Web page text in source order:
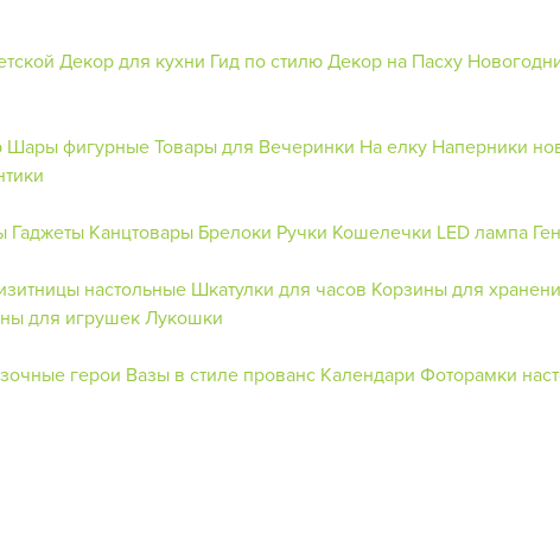
Декор для кухни Гид по стилюДекор на Пасху
Шары фигурныеТовары для Вечеринки На елку Наперники
Гаджеты Канцтовары Брелоки Ручки Кошелечки LED лампа
настольные Шкатулки для часов Корзины для
для игрушекЛукошки
герои Вазы в стиле прованс Календари Фоторамки